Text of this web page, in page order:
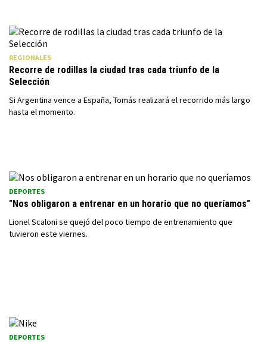
REGIONALES
Recorre de rodillas la ciudad tras cada triunfo de la
Selección
Si Argentina vence a España, Tomás realizará el recorrido más largo
hasta el momento.
DEPORTES
"Nos obligaron a entrenar en un horario que no queríamos"
Lionel Scaloni se quejó del poco tiempo de entrenamiento que
tuvieron este viernes.
DEPORTES